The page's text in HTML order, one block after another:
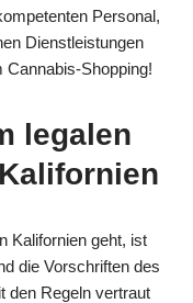
Personal,
Dienstleistungen
Cannabis-Shopping!
legalen
Kalifornien geht, ist
die Vorschriften des
den Regeln vertraut